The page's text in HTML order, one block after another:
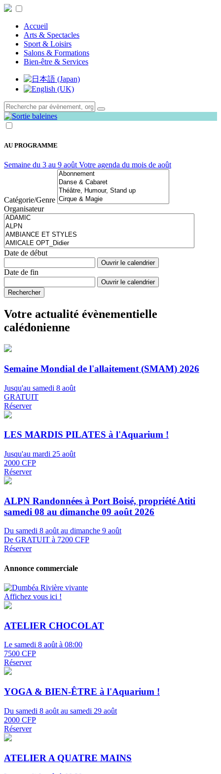
Accueil
Arts & Spectacles
Sport & Loisirs
Salons & Formations
Bien-être & Services
AU PROGRAMME
Semaine du 3 au 9 août Votre agenda du mois de août
Catégorie/Genre
Organisateur
Date de début
Ouvrir le calendrier
Date de fin
Ouvrir le calendrier
Rechercher
Votre actualité évènementielle
calédonienne
Semaine Mondial de l'allaitement (SMAM) 2026
Jusqu'au samedi 8 août
GRATUIT
Réserver
LES MARDIS PILATES à l'Aquarium !
Jusqu'au mardi 25 août
2000 CFP
Réserver
ALPN Randonnées à Port Boisé, propriété Atiti
samedi 08 au dimanche 09 août 2026
Du samedi 8 août au dimanche 9 août
De GRATUIT à 7200 CFP
Réserver
Annonce commerciale
Affichez vous ici !
ATELIER CHOCOLAT
Le samedi 8 août à 08:00
7500 CFP
Réserver
YOGA & BIEN-ÊTRE à l'Aquarium !
Du samedi 8 août au samedi 29 août
2000 CFP
Réserver
ATELIER A QUATRE MAINS